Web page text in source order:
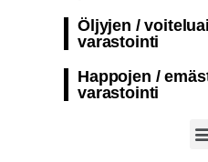
Öljyjen /
varastointi
Happojen /
varastointi